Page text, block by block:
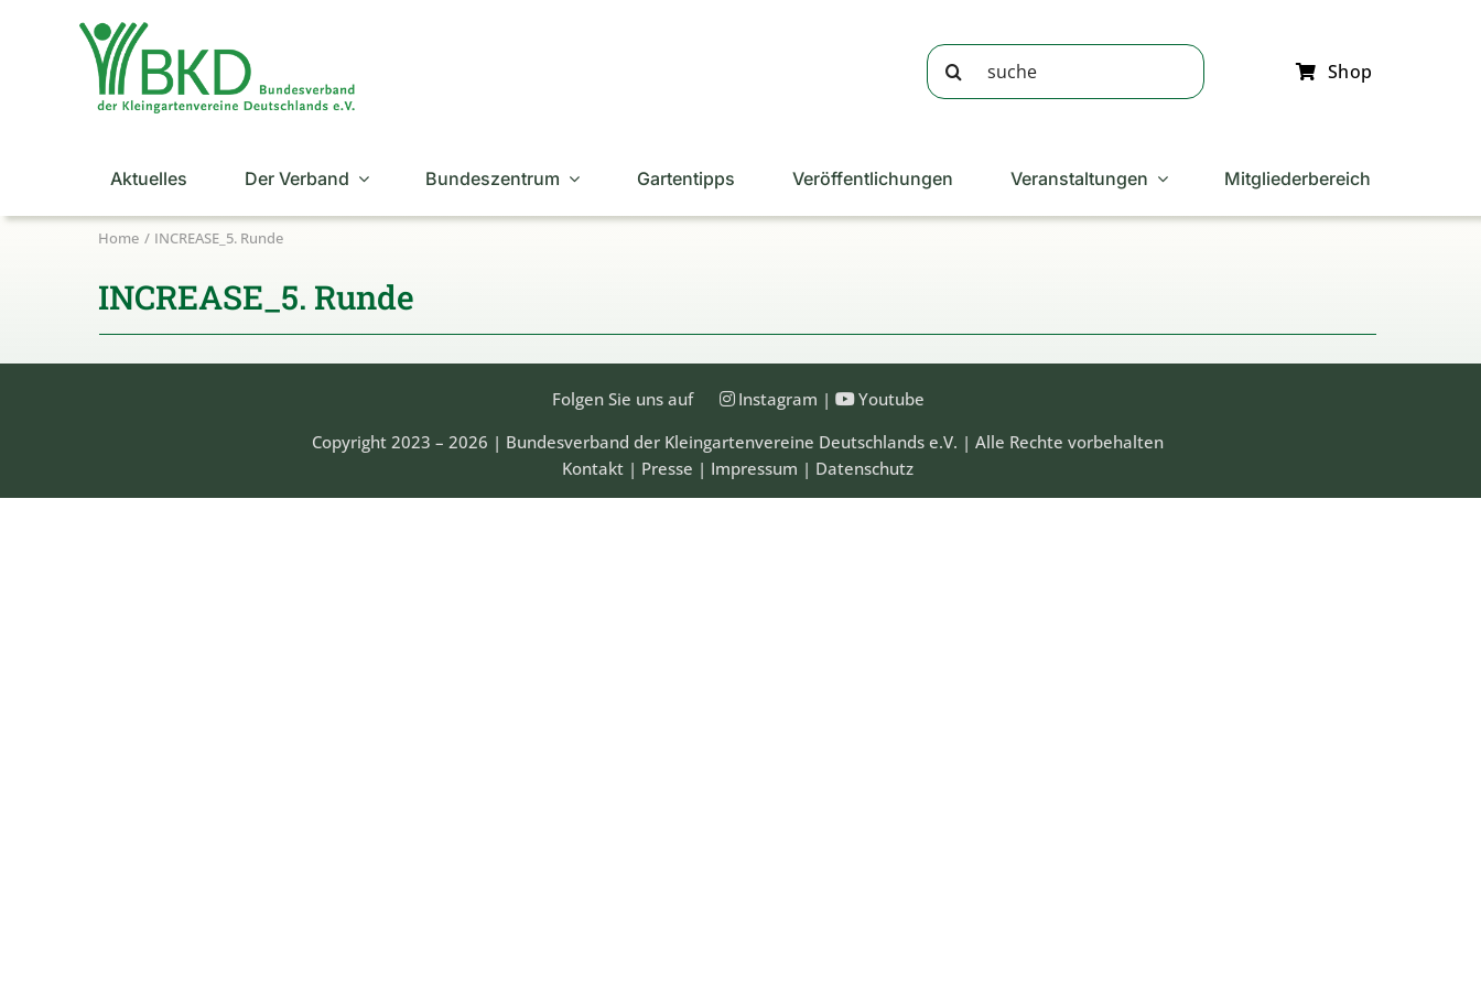
Suche
nach:
Shop
Aktuelles Der Verband Bundeszentrum Gartentipps Veröffentlichungen Veranstaltungen Mitgliederbereich
Home INCREASE_5. Runde
INCREASE_5. Runde
Folgen Sie uns auf Instagram |
Youtube
Copyright 2023 – 2026 | Bundesverband der Kleingartenvereine Deutschlands e.V. | Alle Rechte vorbehalten
Kontakt | Presse | Impressum | Datenschutz